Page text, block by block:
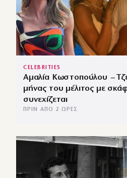
CELEBRITIES
Αμαλία Κωστοπούλου –
μήνας του μέλιτος με
συνεχίζεται
ΠΡΙΝ ΑΠΌ 2 ΏΡΕΣ